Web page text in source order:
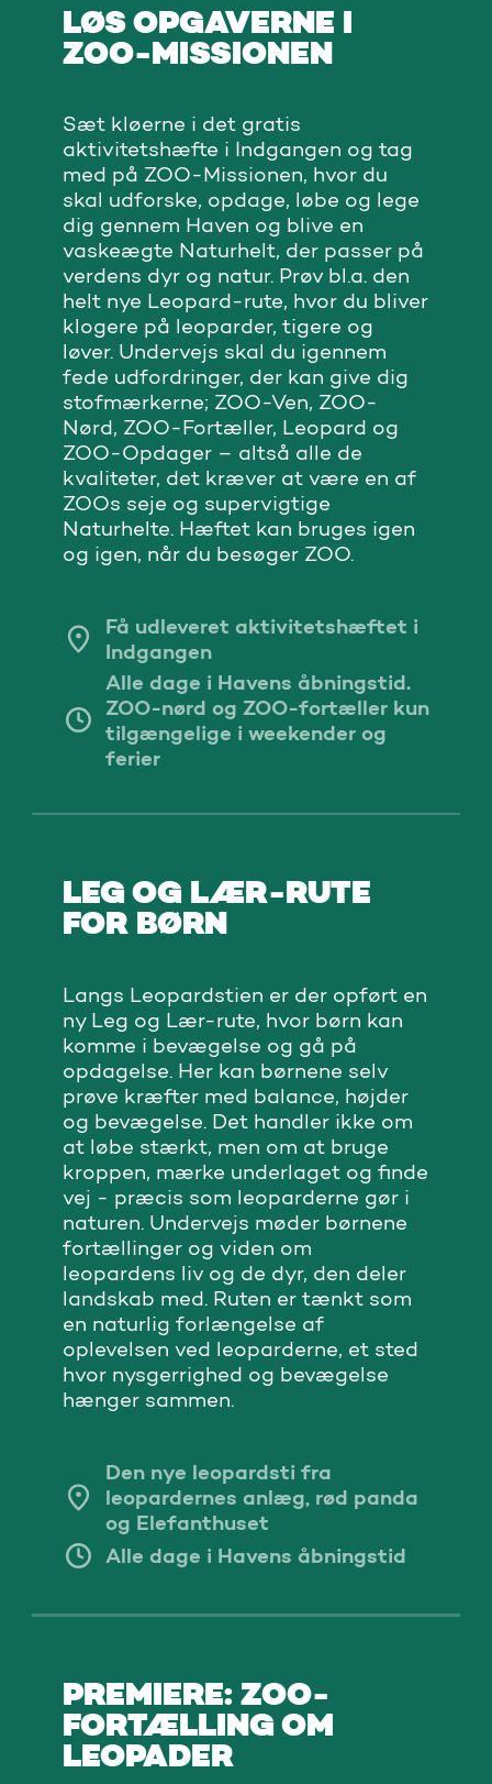
LØS OPGAVERNE I
ZOO-MISSIONEN
Sæt kløerne i det gratis
aktivitetshæfte i Indgangen og tag
med på ZOO-Missionen, hvor du
skal udforske, opdage, løbe og lege
dig gennem Haven og blive en
vaskeægte Naturhelt, der passer på
verdens dyr og natur. Prøv bl.a. den
helt nye Leopard-rute, hvor du bliver
klogere på leoparder, tigere og
løver. Undervejs skal du igennem
fede udfordringer, der kan give dig
stofmærkerne; ZOO-Ven, ZOO-
Nørd, ZOO-Fortæller, Leopard og
ZOO-Opdager – altså alle de
kvaliteter, det kræver at være en af
ZOOs seje og supervigtige
Naturhelte. Hæftet kan bruges igen
og igen, når du besøger ZOO.
Få udleveret aktivitetshæftet i
Indgangen
Alle dage i Havens åbningstid.
ZOO-nørd og ZOO-fortæller kun
tilgængelige i weekender og
ferier
LEG OG LÆR-RUTE
FOR BØRN
Langs Leopardstien er der opført en
ny Leg og Lær-rute, hvor børn kan
komme i bevægelse og gå på
opdagelse. Her kan børnene selv
prøve kræfter med balance, højder
og bevægelse. Det handler ikke om
at løbe stærkt, men om at bruge
kroppen, mærke underlaget og finde
vej - præcis som leoparderne gør i
naturen. Undervejs møder børnene
fortællinger og viden om
leopardens liv og de dyr, den deler
landskab med. Ruten er tænkt som
en naturlig forlængelse af
oplevelsen ved leoparderne, et sted
hvor nysgerrighed og bevægelse
hænger sammen.
Den nye leopardsti fra
leopardernes anlæg, rød panda
og Elefanthuset
Alle dage i Havens åbningstid
PREMIERE: ZOO-
FORTÆLLING OM
LEOPADER